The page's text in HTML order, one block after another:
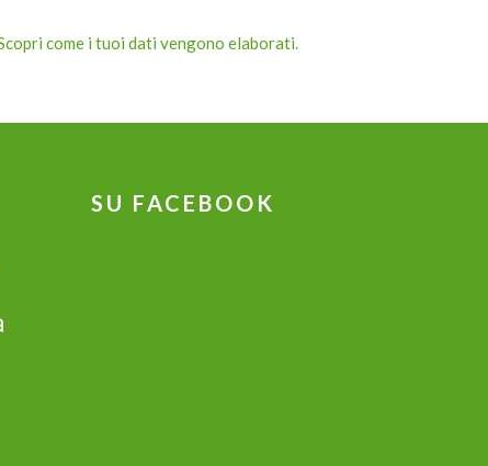
come i tuoi dati vengono elaborati.
SU FACEBOOK